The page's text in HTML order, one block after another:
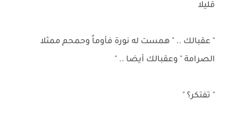
قليلا
" عقبالك .. " همست له نورة فأوماً وحمحم ممثلا
الصرامة " وعقبالك أيضا .. "
" تفتكر؟ "